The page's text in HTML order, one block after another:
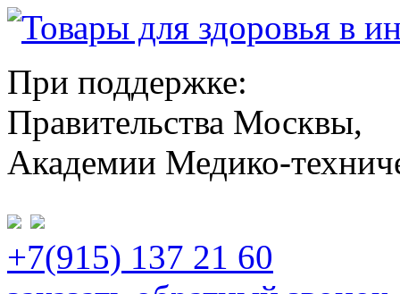
При поддержке:
Правительства Москвы,
Академии Медико-
+7(915) 137 21 60